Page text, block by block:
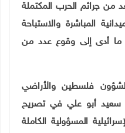
من جرائم الحرب المكتملة
المباشرة والاستباحة
ما أدى إلى وقوع عدد من
فلسطين والأراضي
سعيد أبو علي في تصريح
المسؤولية الكاملة